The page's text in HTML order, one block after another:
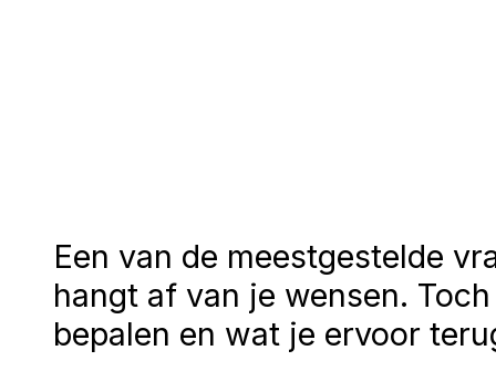
Een van de meestgestelde
hangt af van je wensen.
bepalen en wat je ervoor